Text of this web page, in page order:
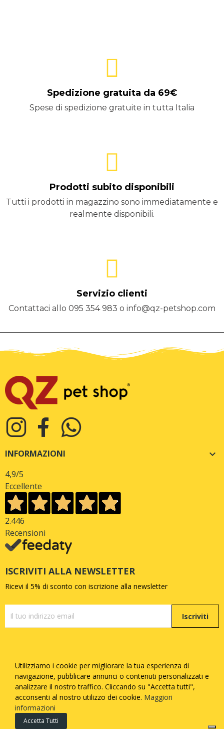
Spedizione gratuita da 69€
Spese di spedizione gratuite in tutta Italia
Prodotti subito disponibili
Tutti i prodotti in magazzino sono immediatamente e
realmente disponibili.
Servizio clienti
Contattaci allo 095 354 983 o info@qz-petshop.com
INFORMAZIONI 
4,9/5
Eccellente
2.446
Recensioni
ISCRIVITI ALLA NEWSLETTER
Ricevi il 5% di sconto con iscrizione alla newsletter
Iscriviti
Copyright © Quattrozampe S.R.L. - P.iva05377730873
Tutti i diritti riservati - Made with byFebosoft
Informatica
Utilizziamo i cookie per migliorare la tua esperienza di
navigazione, pubblicare annunci o contenuti personalizzati e
analizzare il nostro traffico. Cliccando su "Accetta tutti",
acconsenti al nostro utilizzo dei cookie. Maggiori
informazioni
Accetta Tutti